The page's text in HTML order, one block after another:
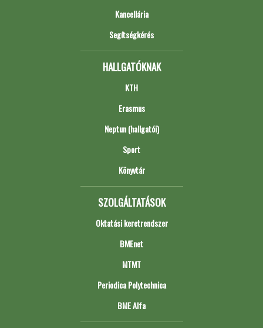
Kancellária
Segítségkérés
HALLGATÓKNAK
KTH
Erasmus
Neptun (hallgatói)
Sport
Könyvtár
SZOLGÁLTATÁSOK
Oktatási keretrendszer
BMEnet
MTMT
Periodica Polytechnica
BME Alfa